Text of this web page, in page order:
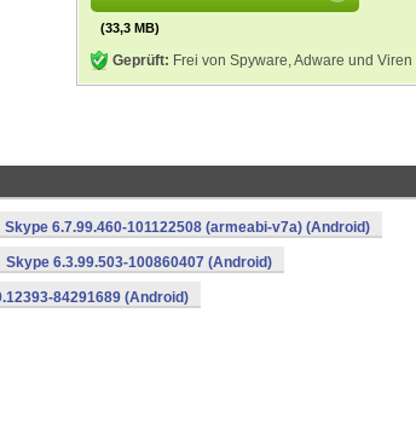
(33,3 MB)
Geprüft: Frei von Spyware, Adware und Viren
Skype 6.7.99.460-101122508 (armeabi-v7a) (Android)
Skype 6.3.99.503-100860407 (Android)
84291689 (Android)